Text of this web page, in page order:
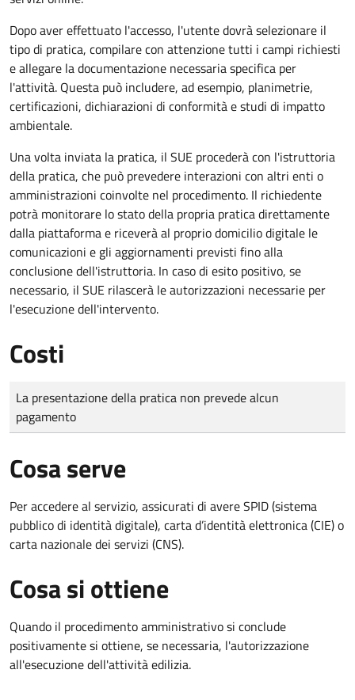
Dopo aver effettuato l'accesso, l'utente dovrà selezionare il
tipo di pratica, compilare con attenzione tutti i campi richiesti
e allegare la documentazione necessaria specifica per
l'attività. Questa può includere, ad esempio, planimetrie,
certificazioni, dichiarazioni di conformità e studi di impatto
ambientale.
Una volta inviata la pratica, il SUE procederà con l'istruttoria
della pratica, che può prevedere interazioni con altri enti o
amministrazioni coinvolte nel procedimento. Il richiedente
potrà monitorare lo stato della propria pratica direttamente
dalla piattaforma e riceverà al proprio domicilio digitale le
comunicazioni e gli aggiornamenti previsti fino alla
conclusione dell'istruttoria. In caso di esito positivo, se
necessario, il SUE rilascerà le autorizzazioni necessarie per
l'esecuzione dell'intervento.
Costi
Tipo di pagamento
Importo
La presentazione della pratica non prevede alcun
pagamento
Cosa serve
Per accedere al servizio, assicurati di avere SPID (sistema
pubblico di identità digitale), carta d’identità elettronica (CIE) o
carta nazionale dei servizi (CNS).
Cosa si ottiene
Quando il procedimento amministrativo si conclude
positivamente si ottiene, se necessaria, l'autorizzazione
all'esecuzione dell'attività edilizia.